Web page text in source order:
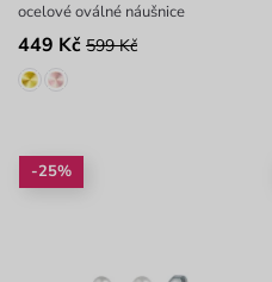
ocelové oválné náušnice
449 Kč 599 Kč
-25%